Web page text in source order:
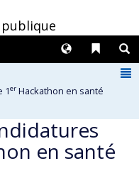
publique
Liens
Langues
1er Hackathon en santé
en santé